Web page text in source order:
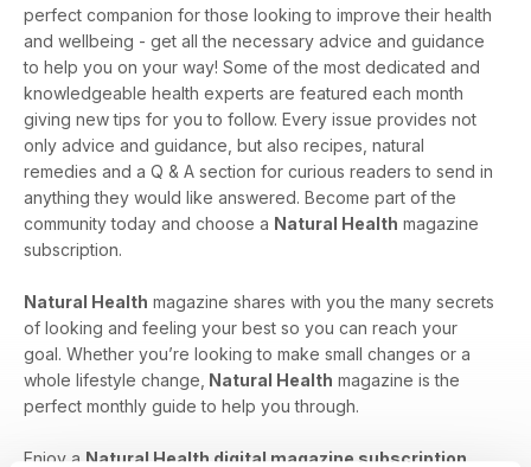
perfect companion for those looking to improve their health
and wellbeing - get all the necessary advice and guidance
to help you on your way! Some of the most dedicated and
knowledgeable health experts are featured each month
giving new tips for you to follow. Every issue provides not
only advice and guidance, but also recipes, natural
remedies and a Q & A section for curious readers to send in
anything they would like answered. Become part of the
community today and choose a Natural Health magazine
subscription.
Natural Health magazine shares with you the many secrets
of looking and feeling your best so you can reach your
goal. Whether you’re looking to make small changes or a
whole lifestyle change, Natural Health magazine is the
perfect monthly guide to help you through.
Enjoy a Natural Health digital magazine subscription